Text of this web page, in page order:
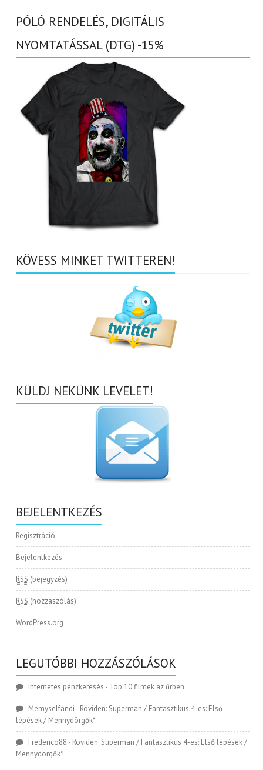
PÓLÓ RENDELÉS, DIGITÁLIS
NYOMTATÁSSAL (DTG) -15%
KÖVESS MINKET TWITTEREN!
KÜLDJ NEKÜNK LEVELET!
BEJELENTKEZÉS
Regisztráció
Bejelentkezés
RSS (bejegyzés)
RSS (hozzászólás)
WordPress.org
LEGUTÓBBI HOZZÁSZÓLÁSOK
Internetes pénzkeresés - Top 10 filmek az űrben
Memyselfandi - Röviden: Superman / Fantasztikus 4-es: Első
lépések / Mennydörgők*
Frederico88 - Röviden: Superman / Fantasztikus 4-es: Első lépések /
Mennydörgők*